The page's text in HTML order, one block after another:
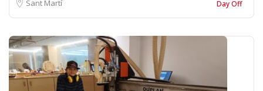
Sant Martí Day Off